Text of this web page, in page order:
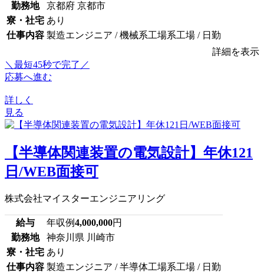
勤務地
京都府 京都市
寮・社宅 あり
仕事内容 製造エンジニア / 機械系工場系工場 / 日勤
詳細を表示
＼最短45秒で完了／
応募へ進む
詳しく
見る
【半導体関連装置の電気設計】年休121
日/WEB面接可
株式会社マイスターエンジニアリング
給与 年収例4,000,000円
勤務地
神奈川県 川崎市
寮・社宅 あり
仕事内容 製造エンジニア / 半導体工場系工場 / 日勤